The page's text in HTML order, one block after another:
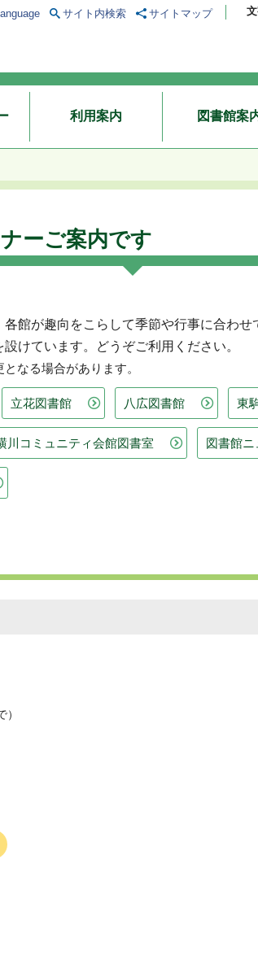
サイト内検索 サイトマップ
利用案内 図書館案
ーご案内です
館が趣向をこらして季節や行事に合わ
けています。どうぞご利用ください。
なる場合があります。
立花図書館 八広図書館 東
川コミュニティ会館図書室 図書館